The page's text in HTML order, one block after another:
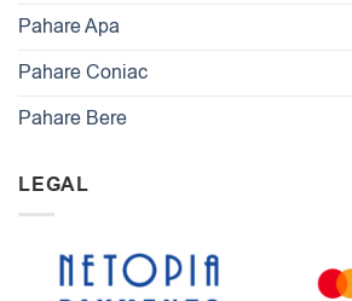
Pahare Apa
Pahare Coniac
Pahare Bere
LEGAL